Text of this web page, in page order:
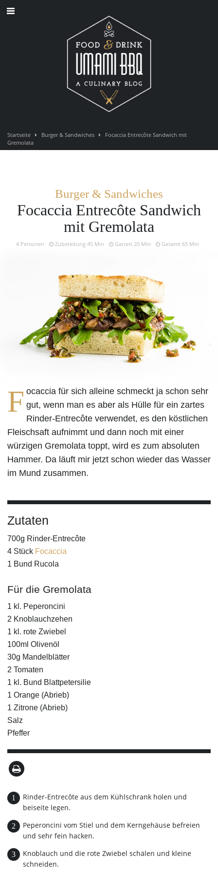
zum
Startseite Burger & Sandwiches
Focaccia Entrecôte Sandwich mit
Gremolata
Burger & Sandwiches
Focaccia Entrecôte Sandwich
mit Gremolata
4 Personen Zubereitung 45 Min Garzeit 20 Min Gesamt 65 Min
F ocaccia für sich alleine schmeckt ja schon sehr
gut, wenn man es aber als Hülle für ein zartes
Rinder-Entrecôte verwendet, es den köstlichen
Fleischsaft aufnimmt und dann noch mit einer
würzigen Gremolata toppt, wird es zum absoluten
Hammer. Da läuft mir jetzt schon wieder das Wasser
im Mund zusammen.
Zutaten
700g Rinder-Entrecôte
4 Stück Focaccia
1 Bund Rucola
Für die Gremolata
1 kl. Peperoncini
2 Knoblauchzehen
1 kl. rote Zwiebel
100ml Olivenöl
30g Mandelblätter
2 Tomaten
1 kl. Bund Blattpetersilie
1 Orange (Abrieb)
1 Zitrone (Abrieb)
Salz
Pfeffer
Rinder-Entrecôte aus dem Kühlschrank holen und
beiseite legen.
Peperoncini vom Stiel und dem Kerngehäuse befreien
und sehr fein hacken.
Knoblauch und die rote Zwiebel schälen und kleine
schneiden.